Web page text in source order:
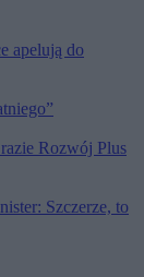
apelują do
Rozwój Plus
Szczerze, to